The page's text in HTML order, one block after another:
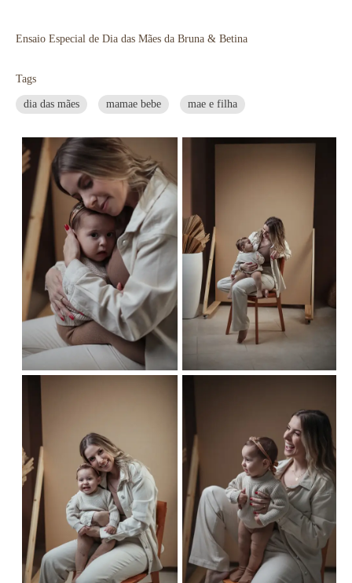
Ensaio Especial de Dia das Mães da Bruna & Betina
Tags
dia das mães mamae bebe mae e filha